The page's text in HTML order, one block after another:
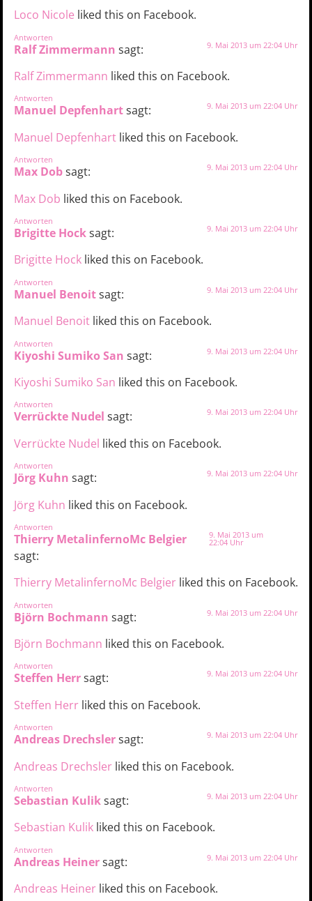
Loco Nicole liked this on Facebook.
Antworten
Ralf Zimmermann sagt: 9. Mai 2013 um 22:04 Uhr
Ralf Zimmermann liked this on Facebook.
Antworten
Manuel Depfenhartsagt: 9. Mai 2013 um 22:04 Uhr
Manuel Depfenhart liked this on Facebook.
Antworten
Max Dobsagt: 9. Mai 2013 um 22:04 Uhr
Max Dob liked this on Facebook.
Antworten
Brigitte Hocksagt: 9. Mai 2013 um 22:04 Uhr
Brigitte Hock liked this on Facebook.
Antworten
Manuel Benoitsagt: 9. Mai 2013 um 22:04 Uhr
Manuel Benoit liked this on Facebook.
Antworten
Kiyoshi Sumiko San sagt: 9. Mai 2013 um 22:04 Uhr
Kiyoshi Sumiko San liked this on Facebook.
Antworten
Verrückte Nudel sagt: 9. Mai 2013 um 22:04 Uhr
Verrückte Nudel liked this on Facebook.
Antworten
Jörg Kuhn sagt: 9. Mai 2013 um 22:04 Uhr
Jörg Kuhn liked this on Facebook.
Antworten
Thierry MetalinfernoMc Belgier
sagt:
9. Mai 2013 um
22:04 Uhr
Thierry MetalinfernoMc Belgier liked this on Facebook.
Antworten
Björn Bochmann sagt: 9. Mai 2013 um 22:04 Uhr
Björn Bochmann liked this on Facebook.
Antworten
Steffen Herrsagt: 9. Mai 2013 um 22:04 Uhr
Steffen Herr liked this on Facebook.
Antworten
Andreas Drechslersagt: 9. Mai 2013 um 22:04 Uhr
Andreas Drechsler liked this on Facebook.
Antworten
Sebastian Kuliksagt: 9. Mai 2013 um 22:04 Uhr
Sebastian Kulik liked this on Facebook.
Antworten
Andreas Heinersagt: 9. Mai 2013 um 22:04 Uhr
Andreas Heiner liked this on Facebook.